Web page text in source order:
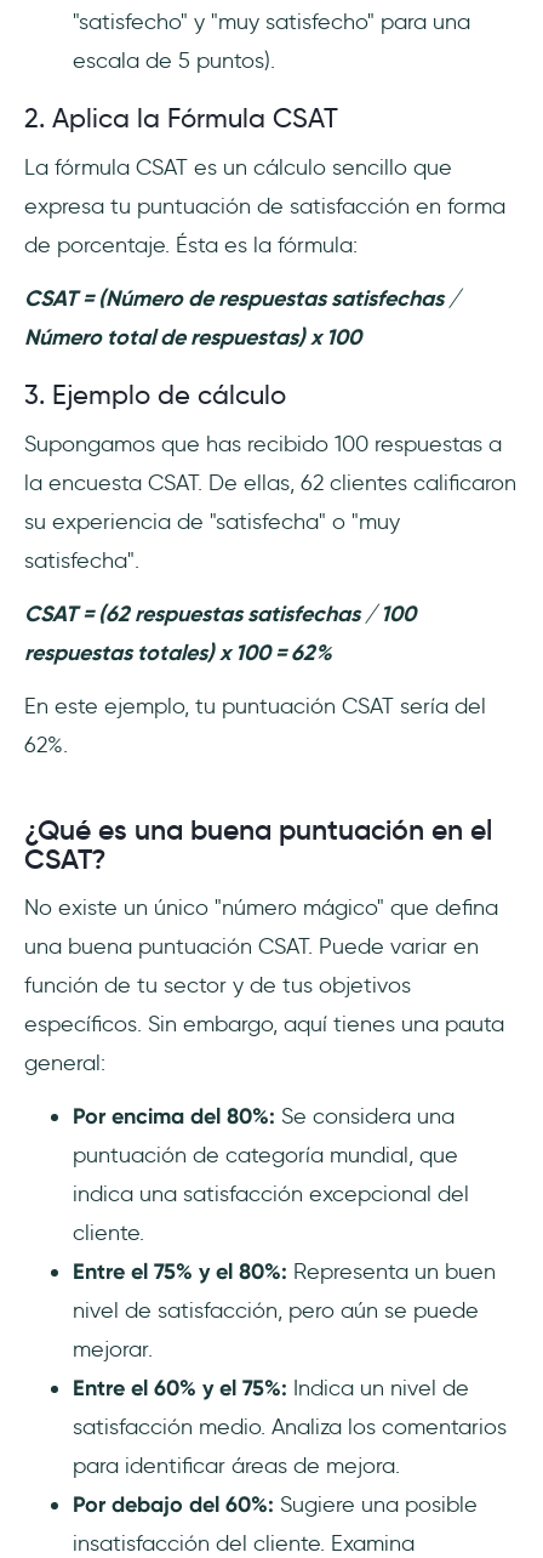
"satisfecho" y "muy satisfecho" para una
escala de 5 puntos).
2. Aplica la Fórmula CSAT
La fórmula CSAT es un cálculo sencillo que
expresa tu puntuación de satisfacción en forma
de porcentaje. Ésta es la fórmula:
CSAT = (Número de respuestas satisfechas /
Número total de respuestas) x 100
3. Ejemplo de cálculo
Supongamos que has recibido 100 respuestas a
la encuesta CSAT. De ellas, 62 clientes calificaron
su experiencia de "satisfecha" o "muy
satisfecha".
CSAT = (62 respuestas satisfechas / 100
respuestas totales) x 100 = 62%
En este ejemplo, tu puntuación CSAT sería del
62%.
¿Qué es una buena puntuación en el
CSAT?
No existe un único "número mágico" que defina
una buena puntuación CSAT. Puede variar en
función de tu sector y de tus objetivos
específicos. Sin embargo, aquí tienes una pauta
general:
Por encima del 80%: Se considera una
puntuación de categoría mundial, que
indica una satisfacción excepcional del
cliente.
Entre el 75% y el 80%: Representa un buen
nivel de satisfacción, pero aún se puede
mejorar.
Entre el 60% y el 75%: Indica un nivel de
satisfacción medio. Analiza los comentarios
para identificar áreas de mejora.
Por debajo del 60%: Sugiere una posible
insatisfacción del cliente. Examina